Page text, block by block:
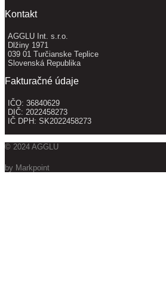
Kontakt
AGGLU Int. s.r.o.
Dlžiny 1971
039 01 Turčianske Teplice
Slovenská Republika
Fakturačné údaje
IČO: 36840629
DIČ: 2022458273
IČ DPH: SK2022458273
© 2024 AGGLU
by Markpoint